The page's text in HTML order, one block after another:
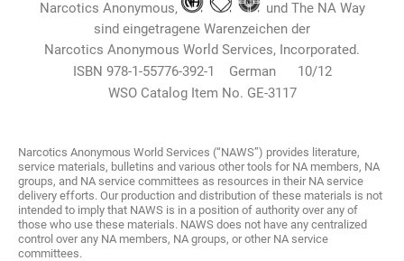
Narcotics Anonymous,
und The NA Way
sind eingetragene Warenzeichen der
Narcotics Anonymous World Services, Incorporated.
ISBN 978-1-55776-392-1 German 10/12
WSO Catalog Item No. GE-3117
Narcotics Anonymous World Services (“NAWS”) provides literature,
service materials, bulletins and various other tools for NA members, NA
groups, and NA service committees as resources in their NA service
delivery efforts. Our production and distribution of these materials is not
intended to imply that NAWS is in a position of authority over any of
those who use these materials. NAWS does not have any centralized
control over any NA members, NA groups, or other NA service
committees.